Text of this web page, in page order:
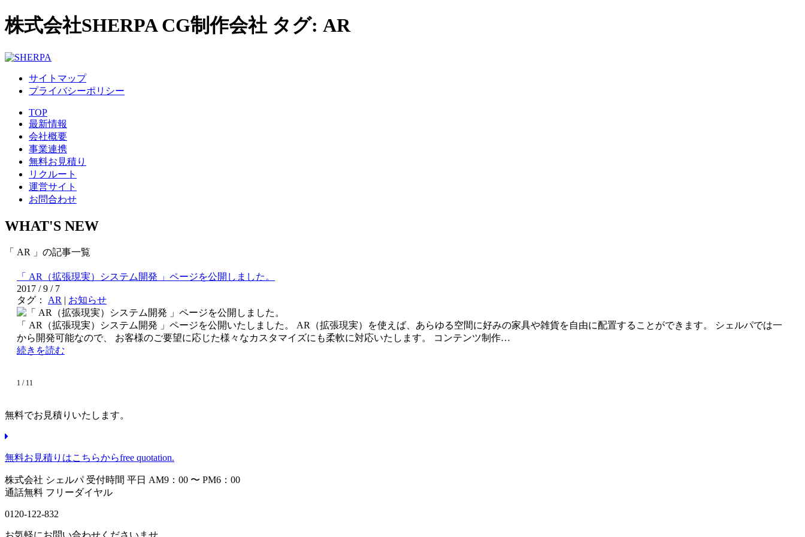
株式会社SHERPA CG制作会社 タグ: AR
サイトマップ
プライバシーポリシー
TOP
最新情報
会社概要
事業連携
無料お見積り
リクルート
運営サイト
お問合わせ
WHAT'S NEW
「 AR 」の記事一覧
「 AR（拡張現実）システム開発 」ページを公開しました。
2017 / 9 / 7
タグ： AR | お知らせ
「 AR（拡張現実）システム開発 」ページを公開いたしました。 AR（拡張現実）を使えば、あらゆる空間に好みの家具や雑貨を自由に配置することができます。 シェルパでは一
から開発可能なので、 お客様のご要望に応じた様々なカスタマイズにも柔軟に対応いたします。 コンテンツ制作…
続きを読む
1 / 1 1
無料でお見積りいたします。
無料お見積りはこちらからfree quotation.
株式会社 シェルパ受付時間 平日 AM9：00 〜 PM6：00
通話無料 フリーダイヤル
0120-122-832
お気軽にお問い合わせくださいませ。